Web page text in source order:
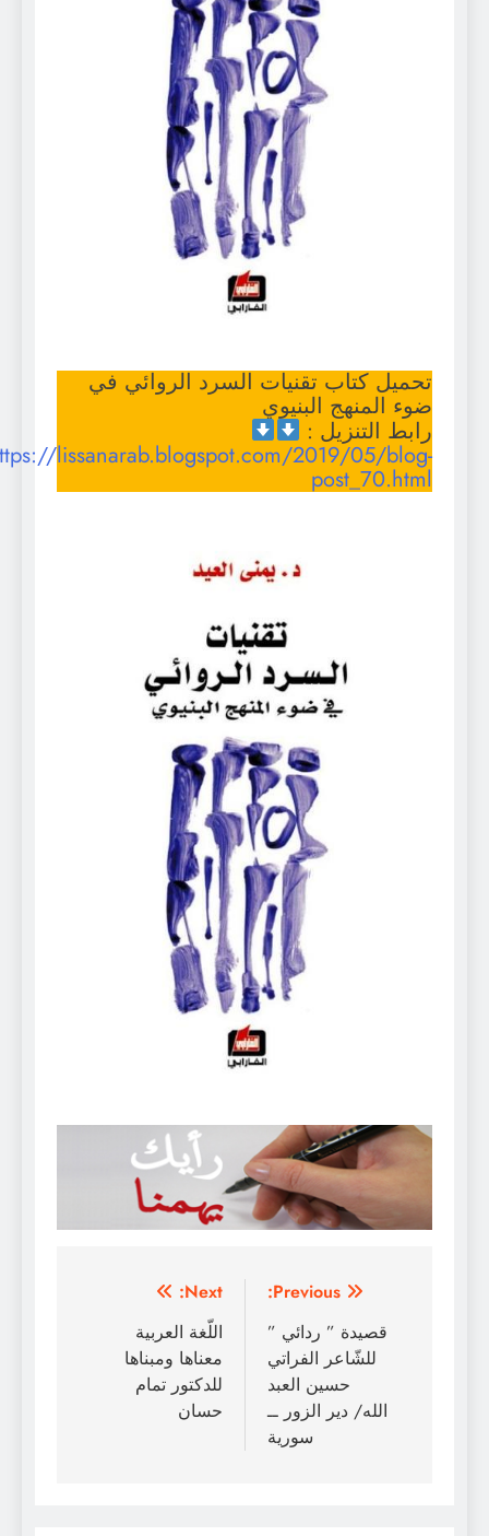
تحميل كتاب تقنيات السرد الروائي في
ضوء المنهج البنيوي
رابط التنزيل :
https://lissanarab.blogspot.com/2019/05/blog-
post_70.html
المقالات
Previous:
قصيدة ” ردائي ”
للشّاعر الفراتي
حسين العبد
الله/ دير الزور ــ
سورية
Next:
اللّغة العربية
معناها ومبناها
للدكتور تمام
حسان